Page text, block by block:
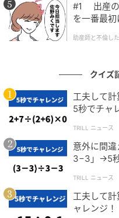
小数のまま計算すると
数に直してから計算する
ん。計算こそたくさん
いくことがとても大事に
第一位までの計算でし
同じように計算できます
問題にぜひチャレンジし
※当メディアでご紹介す
複数の解法をもつものも
あくまでも一例のご紹
さい。
#1 出産の
を一番最
助産師と不倫し
クイズ
工夫して
5秒でチャ
TRILL ニュース
意外に間
3−3」→5
TRILL ニュース
工夫して
ャレンジ！